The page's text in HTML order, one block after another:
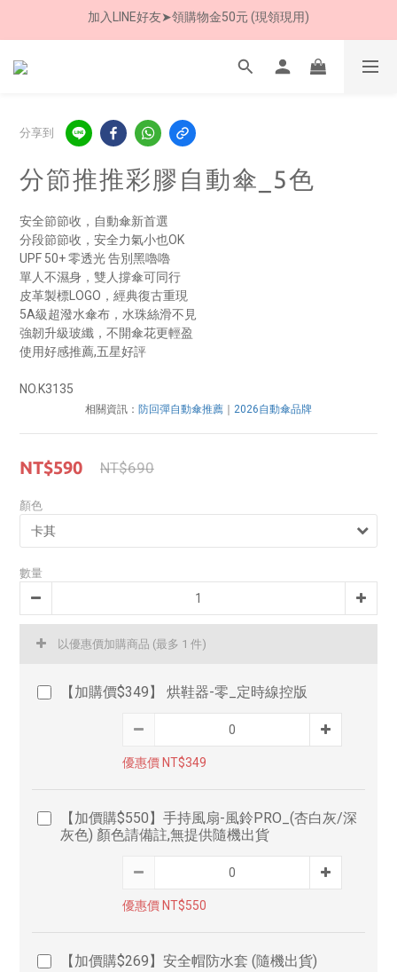
加入LINE好友➤領購物金50元 (現領現用)
7/30-8/24 全館買就送 雨傘收納袋(乙個)
加入LINE好友➤領購物金50元 (現領現用)
分享到
分節推推彩膠自動傘_5色
安全節節收，自動傘新首選
分段節節收，安全力氣小也OK
UPF 50+ 零透光 告別黑嚕嚕
單人不濕身，雙人撐傘可同行
皮革製標LOGO，經典復古重現
5A級超潑水傘布，水珠絲滑不見
強韌升級玻纖，不開傘花更輕盈
使用好感推薦,五星好評
NO.K3135
相關資訊： 防回彈自動傘推薦 2026自動傘品牌
NT$590 NT$690
顏色
數量
以優惠價加購商品 (最多 1 件)
【加購價$349】 烘鞋器-零_定時線控版
優惠價 NT$349
【加價購$550】手持風扇-風鈴PRO_(杏白灰/深
灰色) 顏色請備註,無提供隨機出貨
優惠價 NT$550
【加價購$269】安全帽防水套 (隨機出貨)